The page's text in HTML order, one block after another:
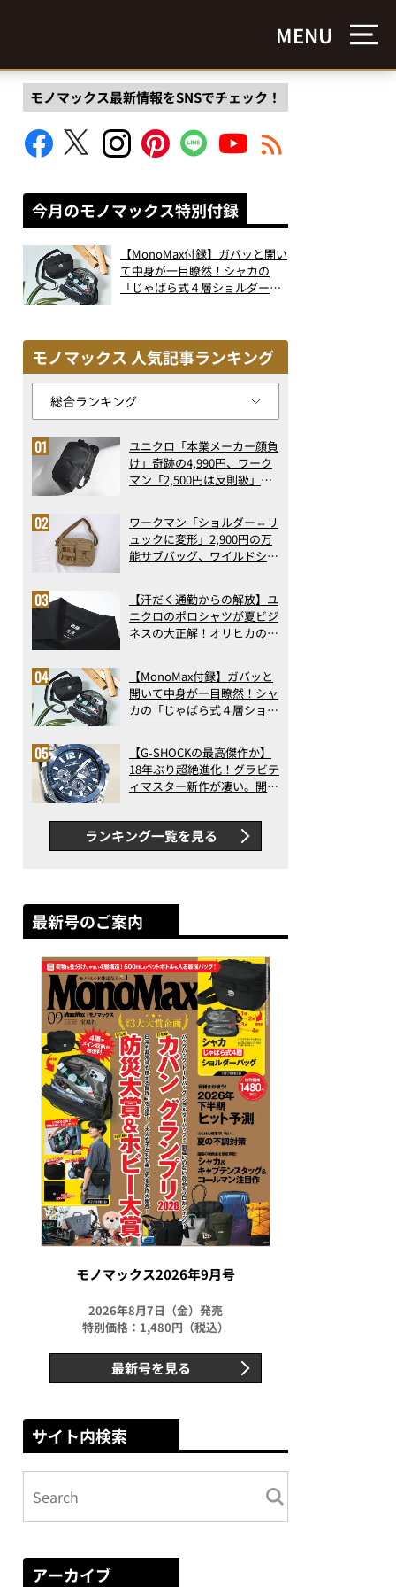
MENU
モノマックス最新情報をSNSでチェック！
今月のモノマックス特別付録
【MonoMax付録】ガバッと開い
て中身が一目瞭然！シャカの
「じゃばら式４層ショルダーバ
モノマックス 人気記事ランキング
ユニクロ「本業メーカー顔負
け」奇跡の4,990円、ワーク
マン「2,500円は反則級」凄
ト3】（2026年6月版）
ワークマン「ショルダー⇔リ
ュックに変形」2,900円の万
能サブバッグ、ワイルドシン
記事ランキングベスト3】
（2026年6月版）
【汗だく通勤からの解放】ユ
ニクロのポロシャツが夏ビジ
ネスの大正解！オリヒカの透
アの実力
【MonoMax付録】ガバッと
開いて中身が一目瞭然！シャ
カの「じゃばら式４層ショル
った！
【G-SHOCKの最高傑作か】
18年ぶり超絶進化！グラビテ
ィマスター新作が凄い。開発
新ムーブメントの衝撃
ランキング一覧を見る
最新号のご案内
モノマックス2026年9月号
2026年8月7日（金）発売
特別価格：1,480円（税込）
最新号を見る
サイト内検索
アーカイブ